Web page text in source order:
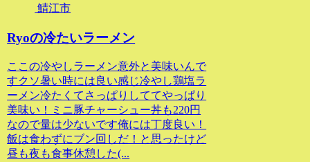
鯖江市
Ryoの冷たいラーメン
ここの冷やしラーメン意外と美味いんで
すクソ暑い時には良い感じ冷やし鶏塩ラ
ーメン冷たくてさっぱりしててやっぱり
美味い！ミニ豚チャーシュー丼も220円
なので量は少ないです俺には丁度良い！
飯は食わずにブン回しだ！と思ったけど
昼も夜も食事休憩した(...